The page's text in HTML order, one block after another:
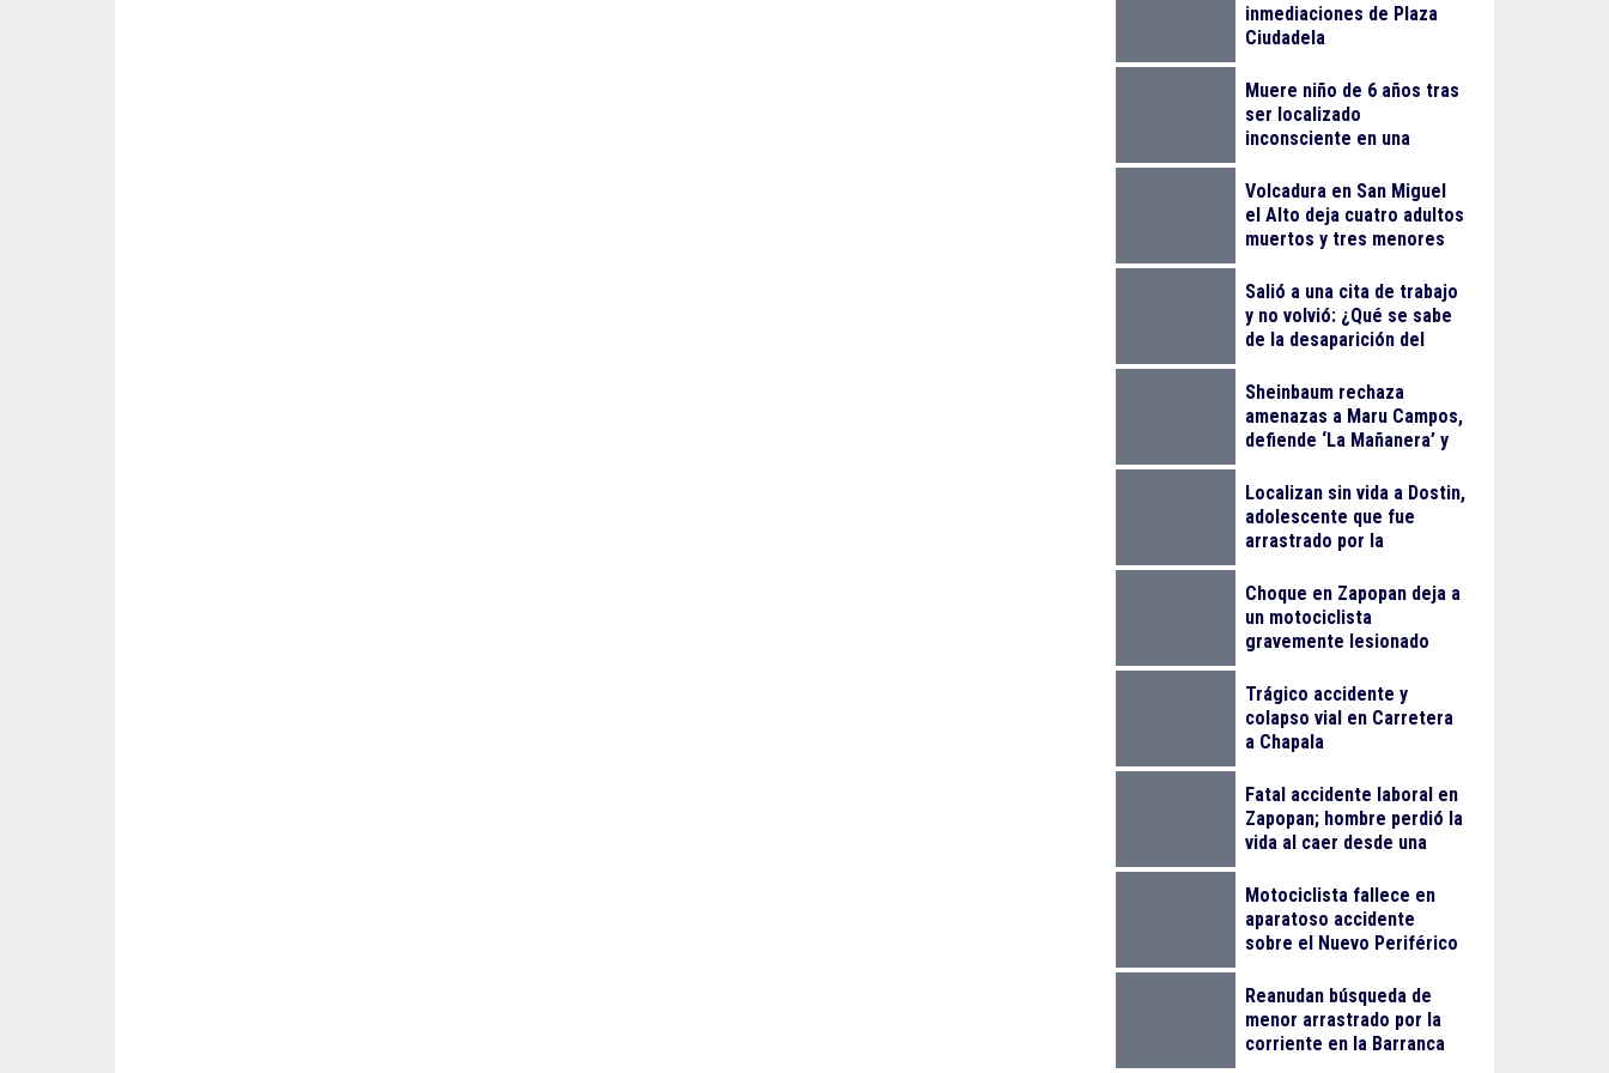
inmediaciones de Plaza
Ciudadela
Muere niño de 6 años tras
ser localizado
inconsciente en una
Volcadura en San Miguel
el Alto deja cuatro adultos
muertos y tres menores
Salió a una cita de trabajo
y no volvió: ¿Qué se sabe
de la desaparición del
Cabezas Talavera?
Sheinbaum rechaza
amenazas a Maru Campos,
defiende ‘La Mañanera’ y
de Reforestación
Localizan sin vida a Dostin,
adolescente que fue
arrastrado por la
de Oblatos
Choque en Zapopan deja a
un motociclista
gravemente lesionado
Trágico accidente y
colapso vial en Carretera
a Chapala
Fatal accidente laboral en
Zapopan; hombre perdió la
vida al caer desde una
Motociclista fallece en
aparatoso accidente
sobre el Nuevo Periférico
Reanudan búsqueda de
menor arrastrado por la
corriente en la Barranca